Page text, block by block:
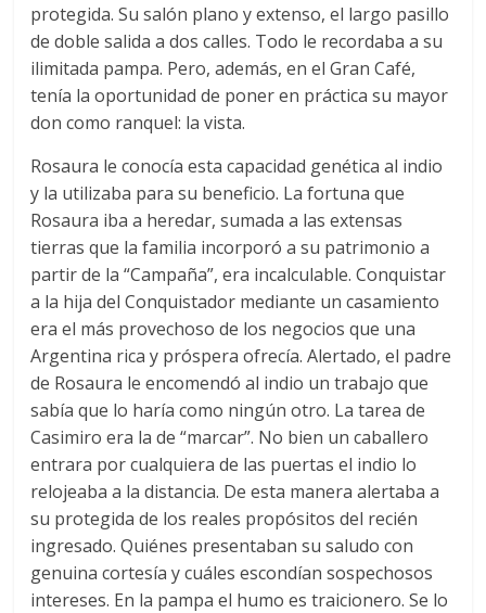
protegida. Su salón plano y extenso, el largo pasillo
de doble salida a dos calles. Todo le recordaba a su
ilimitada pampa. Pero, además, en el Gran Café,
tenía la oportunidad de poner en práctica su mayor
don como ranquel: la vista.
Rosaura le conocía esta capacidad genética al indio
y la utilizaba para su beneficio. La fortuna que
Rosaura iba a heredar, sumada a las extensas
tierras que la familia incorporó a su patrimonio a
partir de la “Campaña”, era incalculable. Conquistar
a la hija del Conquistador mediante un casamiento
era el más provechoso de los negocios que una
Argentina rica y próspera ofrecía. Alertado, el padre
de Rosaura le encomendó al indio un trabajo que
sabía que lo haría como ningún otro. La tarea de
Casimiro era la de “marcar”. No bien un caballero
entrara por cualquiera de las puertas el indio lo
relojeaba a la distancia. De esta manera alertaba a
su protegida de los reales propósitos del recién
ingresado. Quiénes presentaban su saludo con
genuina cortesía y cuáles escondían sospechosos
intereses. En la pampa el humo es traicionero. Se lo